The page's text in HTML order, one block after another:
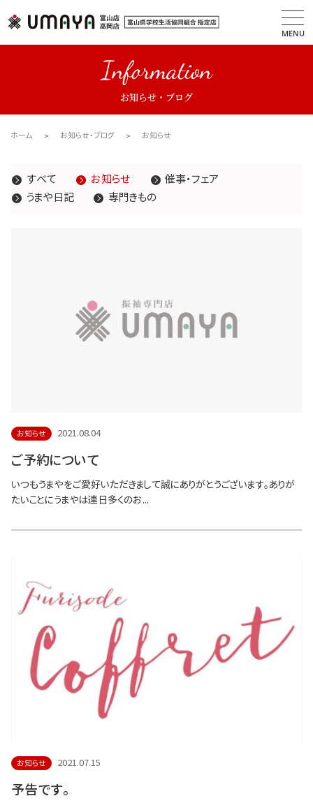
MENU
Information
お知らせ・ブログ
ホーム お知らせ・ブログ お知らせ
すべて お知らせ
催事・フェア
うまや日記
専門きもの
お知らせ 2021.08.04
ご予約について
いつもうまやをご愛好いただきまして誠にありがとうございます。ありが
たいことにうまやは連日多くのお...
お知らせ 2021.07.15
予告です。